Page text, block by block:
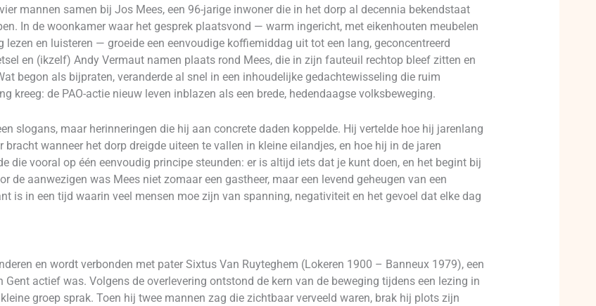
mannen samen bij Jos Mees, een 96-jarige inwoner die in het dorp al decennia bekendstaat
In de woonkamer waar het gesprek plaatsvond — warm ingericht, met eikenhouten meubelen
lezen en luisteren — groeide een eenvoudige koffiemiddag uit tot een lang, geconcentreerd
en (ikzelf) Andy Vermaut namen plaats rond Mees, die in zijn fauteuil rechtop bleef zitten en
begon als bijpraten, veranderde al snel in een inhoudelijke gedachtewisseling die ruim
kreeg: de PAO-actie nieuw leven inblazen als een brede, hedendaagse volksbeweging.
slogans, maar herinneringen die hij aan concrete daden koppelde. Hij vertelde hoe hij jarenlang
wanneer het dorp dreigde uiteen te vallen in kleine eilandjes, en hoe hij in de jaren
die vooral op één eenvoudig principe steunden: er is altijd iets dat je kunt doen, en het begint bij
de aanwezigen was Mees niet zomaar een gastheer, maar een levend geheugen van een
is in een tijd waarin veel mensen moe zijn van spanning, negativiteit en het gevoel dat elke dag
en wordt verbonden met pater Sixtus Van Ruyteghem (Lokeren 1900 – Banneux 1979), een
Gent actief was. Volgens de overlevering ontstond de kern van de beweging tijdens een lezing in
groep sprak. Toen hij twee mannen zag die zichtbaar verveeld waren, brak hij plots zijn